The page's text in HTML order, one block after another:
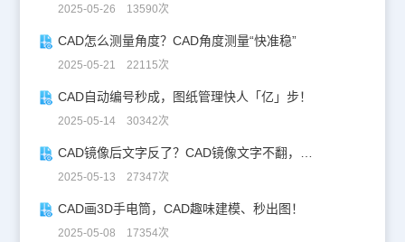
2025-05-26 13590次
CAD怎么测量角度？CAD角度测量“快准稳”
2025-05-21 22115次
CAD自动编号秒成，图纸管理快人「亿」步！
2025-05-14 30342次
CAD镜像后文字反了？CAD镜像文字不翻，一键搞定！
2025-05-13 27347次
CAD画3D手电筒，CAD趣味建模、秒出图！
2025-05-08 17354次